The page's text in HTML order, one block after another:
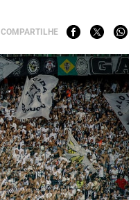
COMPARTILHE